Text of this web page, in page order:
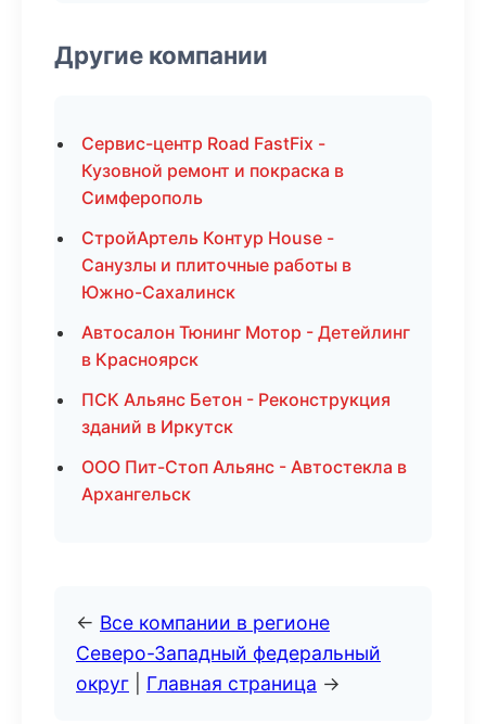
Другие компании
Сервис-центр Road FastFix -
Кузовной ремонт и покраска в
Симферополь
СтройАртель Контур House -
Санузлы и плиточные работы в
Южно-Сахалинск
Автосалон Тюнинг Мотор - Детейлинг
в Красноярск
ПСК Альянс Бетон - Реконструкция
зданий в Иркутск
ООО Пит-Стоп Альянс - Автостекла в
Архангельск
← Все компании в регионе
Северо-Западный федеральный
округ
Главная страница →